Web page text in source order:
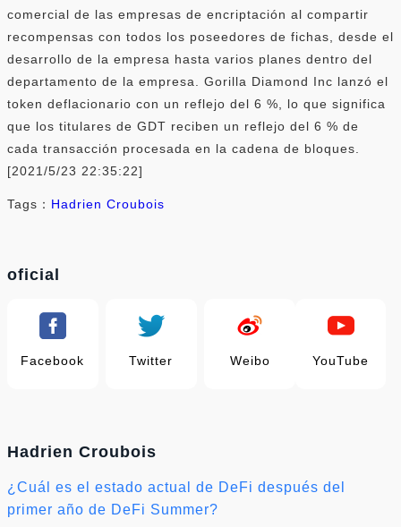
comercial de las empresas de encriptación al compartir
recompensas con todos los poseedores de fichas, desde el
desarrollo de la empresa hasta varios planes dentro del
departamento de la empresa. Gorilla Diamond Inc lanzó el
token deflacionario con un reflejo del 6 %, lo que significa
que los titulares de GDT reciben un reflejo del 6 % de
cada transacción procesada en la cadena de bloques.
[2021/5/23 22:35:22]
Tags： Hadrien Croubois
oficial
Facebook Twitter Weibo YouTube
Hadrien Croubois
¿Cuál es el estado actual de DeFi después del
primer año de DeFi Summer?